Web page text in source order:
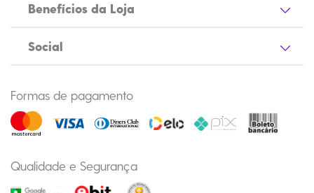
Benefícios da Loja
Social
Formas de pagamento
Qualidade e Segurança